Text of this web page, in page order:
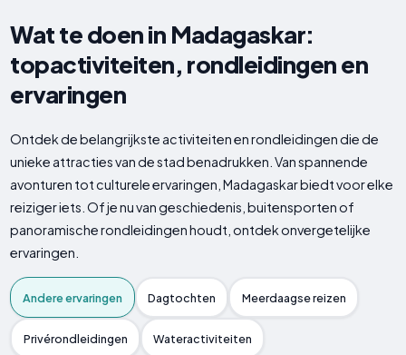
Wat te doen in Madagaskar:
topactiviteiten, rondleidingen en
ervaringen
Ontdek de belangrijkste activiteiten en rondleidingen die de
unieke attracties van de stad benadrukken. Van spannende
avonturen tot culturele ervaringen, Madagaskar biedt voor elke
reiziger iets. Of je nu van geschiedenis, buitensporten of
panoramische rondleidingen houdt, ontdek onvergetelijke
ervaringen.
Andere ervaringen Dagtochten Meerdaagse reizen
Privérondleidingen Wateractiviteiten